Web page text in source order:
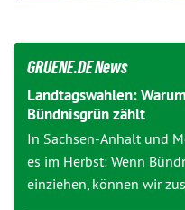
GRUENE.DE News
Landtagswahlen:
Bündnisgrün zählt
In Sachsen-Anhalt und
es im Herbst: Wenn
einziehen, können wir